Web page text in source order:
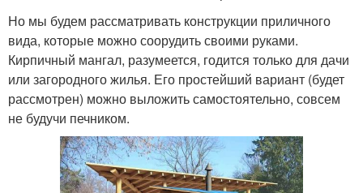
Но мы будем рассматривать конструкции приличного
вида, которые можно соорудить своими руками.
Кирпичный мангал, разумеется, годится только для дачи
или загородного жилья. Его простейший вариант (будет
рассмотрен) можно выложить самостоятельно, совсем
не будучи печником.